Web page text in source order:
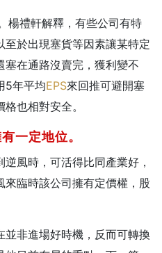
楊禮軒解釋，有些公司有特
於出現塞貨等因素讓某特定
在通路沒賣完，獲利變不
5年平均EPS來回推可避開塞
也相對安全。
一定地位。
風時，可活得比同產業好，
臨時該公司擁有定價權，股
非進場好時機，反而可轉換